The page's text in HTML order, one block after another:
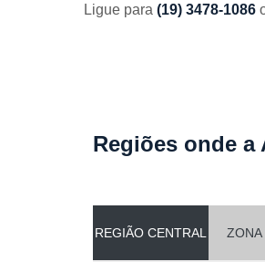
Ligue para (19) 3478-1086
Regiões onde a
REGIÃO CENTRAL ZONA